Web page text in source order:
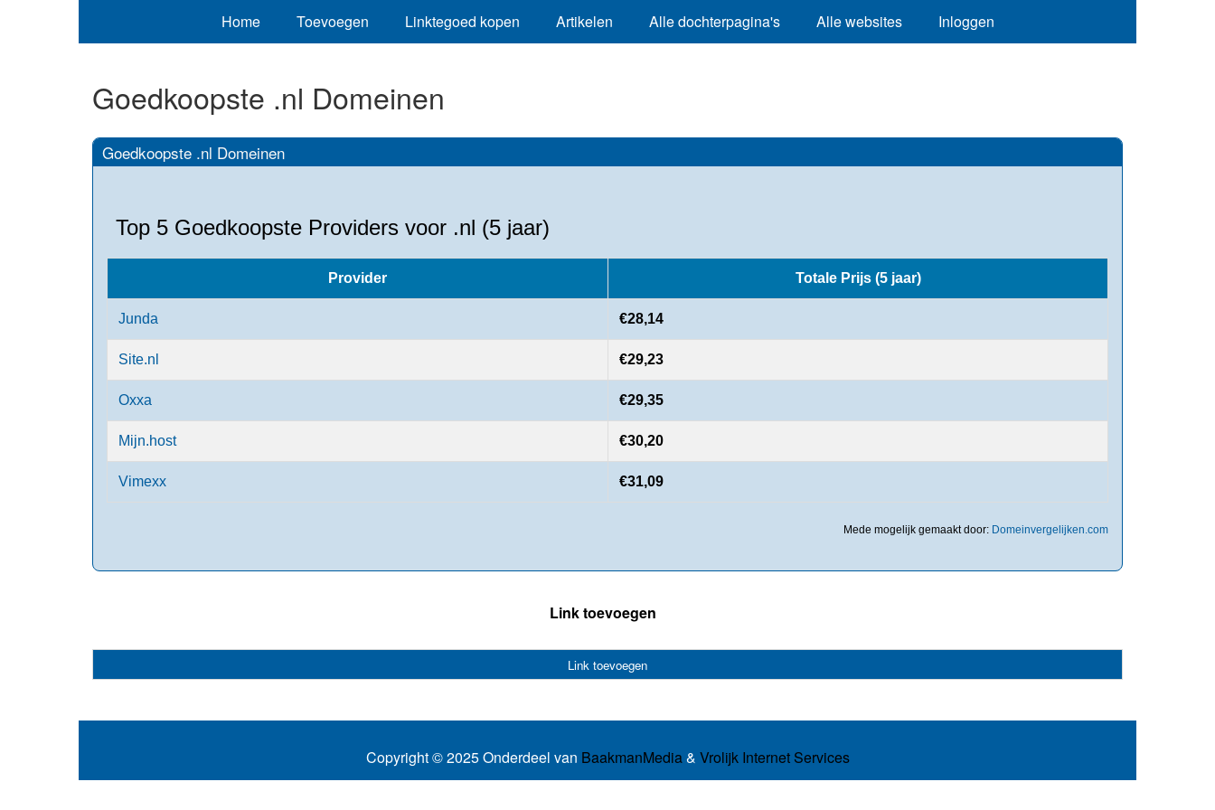
Home Toevoegen Linktegoed kopen Artikelen Alle dochterpagina's Alle websites Inloggen
Goedkoopste .nl Domeinen
Goedkoopste .nl Domeinen
Top 5 Goedkoopste Providers voor .nl (5 jaar)
Provider Totale Prijs (5 jaar)
Junda €28,14
Site.nl €29,23
Oxxa €29,35
Mijn.host €30,20
Vimexx €31,09
Mede mogelijk gemaakt door: Domeinvergelijken.com
Link toevoegen
Link toevoegen
Copyright © 2025 Onderdeel van BaakmanMedia& Vrolijk Internet Services